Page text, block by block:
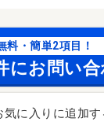
料・簡単2項目！
にお問い
気に入りに追加す